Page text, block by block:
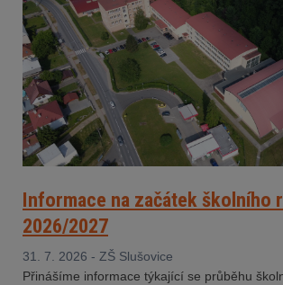
Informace na začátek školního
2026/2027
31. 7. 2026 - ZŠ Slušovice
Přinášíme informace týkající se průběhu